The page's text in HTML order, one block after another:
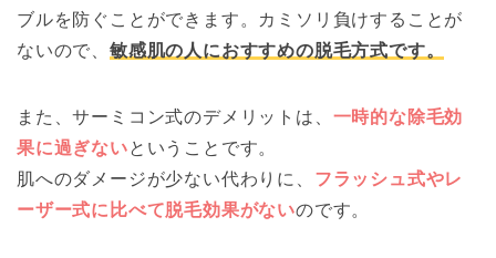
ブルを防ぐことができます。カミソリ負けすることが
ないので、 敏感肌の人におすすめの脱毛方式です。
また、サーミコン式のデメリットは、 一時的な除毛効
果に過ぎないということです。
肌へのダメージが少ない代わりに、 フラッシュ式やレ
ーザー式に比べて脱毛効果がないのです。